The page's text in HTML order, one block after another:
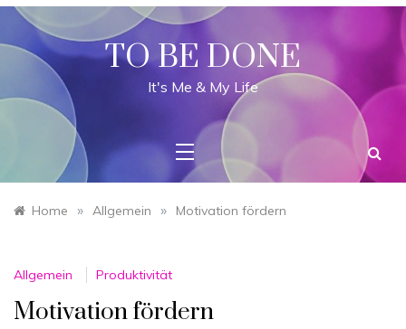
Skip
content
TO BE DONE
It's Me & My Life
Home » Allgemein » Motivation fördern
Allgemein Produktivität
Motivation fördern